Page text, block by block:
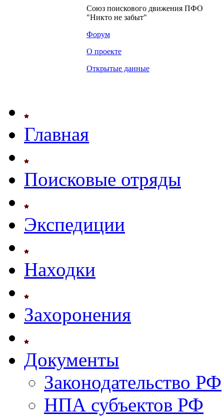
Союз поискового движения ПФО
"Никто не забыт"
Форум
О проекте
Открытые данные
Главная
Поисковые отряды
Экспедиции
Находки
Захоронения
Документы
Законодательство РФ
НПА субъектов РФ